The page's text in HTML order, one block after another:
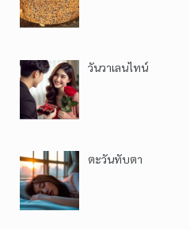
วันวาเลนไทน์
ตะวันทับตา